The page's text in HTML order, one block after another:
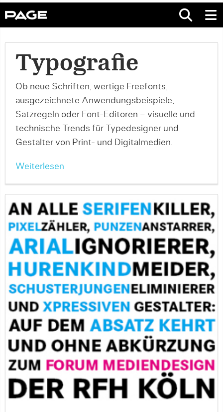
Typografie
Ob neue Schriften, wertige Freefonts,
ausgezeichnete Anwendungsbeispiele,
Satzregeln oder Font-Editoren – visuelle und
technische Trends für Typedesigner und
Gestalter von Print- und Digitalmedien.
Weiterlesen